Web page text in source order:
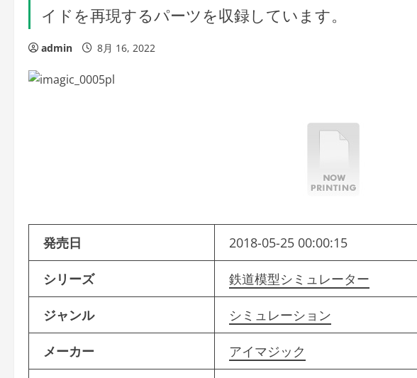
イドを再現するパーツを収録しています。
admin 8月 16, 2022
発売日 2018-05-25 00:00:15
シリーズ 鉄道模型シミュレーター
ジャンル シミュレーション
メーカー アイマジック